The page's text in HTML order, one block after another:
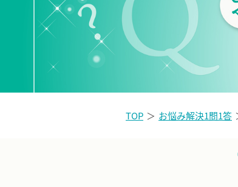
TOP お悩み解決1問1答